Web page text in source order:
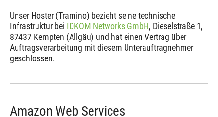
Unser Hoster (Tramino) bezieht seine technische
Infrastruktur bei IDKOM Networks GmbH, Dieselstraße 1,
87437 Kempten (Allgäu) und hat einen Vertrag über
Auftragsverarbeitung mit diesem Unterauftragnehmer
geschlossen.
Amazon Web Services